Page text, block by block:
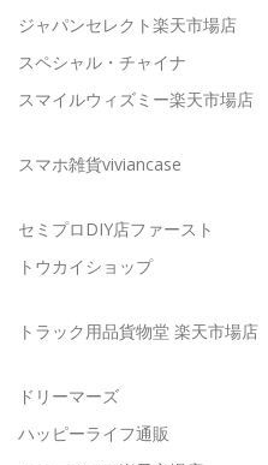
ジャパンセレクト楽天市場店
スペシャル・チャイナ
スマイルウィズミー楽天市場店
スマホ雑貨viviancase
セミプロDIY店ファースト
トウカイショップ
トラック用品貨物堂 楽天市場店
ドリーマーズ
ハッピーライフ通販